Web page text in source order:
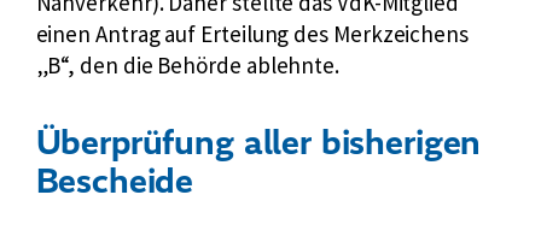
einen Antrag auf Erteilung des Merkzeichens
„B“, den die Behörde ablehnte.
Überprüfung aller bisherigen
Bescheide